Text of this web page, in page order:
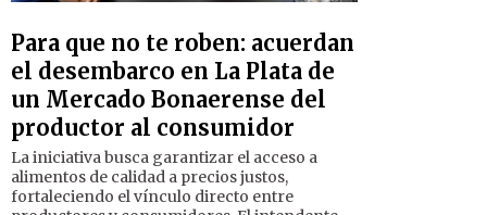
Para que no te roben: acuerdan
el desembarco en La Plata de
un Mercado Bonaerense del
productor al consumidor
La iniciativa busca garantizar el acceso a
alimentos de calidad a precios justos,
fortaleciendo el vínculo directo entre